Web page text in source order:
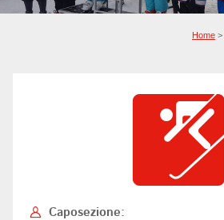
Home >
Caposezione: